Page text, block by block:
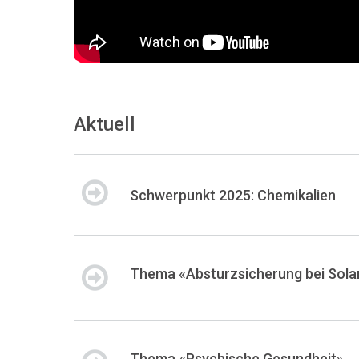
Aktuell
Schwerpunkt 2025: Chemikalien
Thema «Absturzsicherung bei